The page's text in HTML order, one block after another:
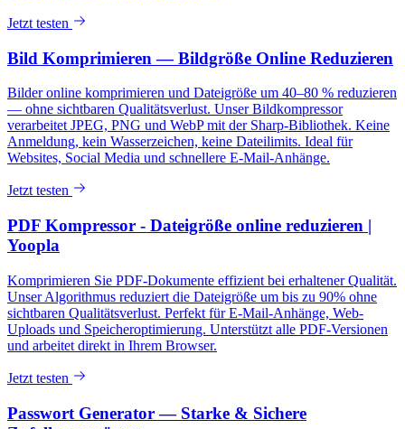
Jetzt testen
Bild Komprimieren — Bildgröße Online Reduzieren
Bilder online komprimieren und Dateigröße um 40–80 % reduzieren
— ohne sichtbaren Qualitätsverlust. Unser Bildkompressor
verarbeitet JPEG, PNG und WebP mit der Sharp-Bibliothek. Keine
Anmeldung, kein Wasserzeichen, keine Dateilimits. Ideal für
Websites, Social Media und schnellere E-Mail-Anhänge.
Jetzt testen
PDF Kompressor - Dateigröße online reduzieren |
Yoopla
Komprimieren Sie PDF-Dokumente effizient bei erhaltener Qualität.
Unser Algorithmus reduziert die Dateigröße um bis zu 90% ohne
sichtbaren Qualitätsverlust. Perfekt für E-Mail-Anhänge, Web-
Uploads und Speicheroptimierung. Unterstützt alle PDF-Versionen
und arbeitet direkt in Ihrem Browser.
Jetzt testen
Passwort Generator — Starke & Sichere